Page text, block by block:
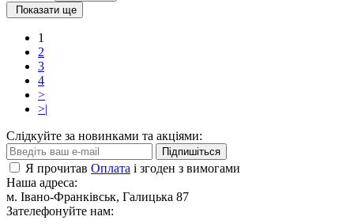
Показати ще
1
2
3
4
>
>|
Слідкуйте за новинками та акціями:
Підпишіться
Я прочитав Оплата і згоден з вимогами
Наша адреса:
м. Івано-Франківськ, Галицька 87
Зателефонуйте нам: